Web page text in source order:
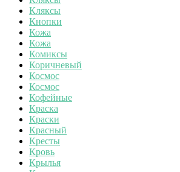
Кляксы
Кнопки
Кожа
Кожа
Комиксы
Коричневый
Космос
Космос
Кофейные
Краска
Краски
Красный
Кресты
Кровь
Крылья